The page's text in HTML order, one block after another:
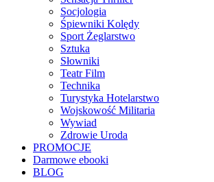
Socjologia
Śpiewniki Kolędy
Sport Żeglarstwo
Sztuka
Słowniki
Teatr Film
Technika
Turystyka Hotelarstwo
Wojskowość Militaria
Wywiad
Zdrowie Uroda
PROMOCJE
Darmowe ebooki
BLOG